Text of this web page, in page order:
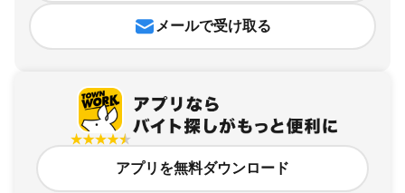
メールで受け取る
アプリを無料ダウンロード